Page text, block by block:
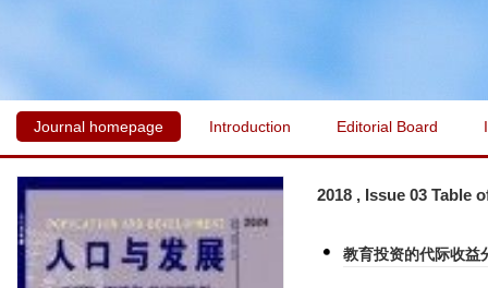
Journal homepage Introduction Editorial Board
2018 , Issue 03 Table
教育投资的代际收益